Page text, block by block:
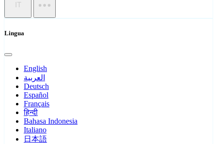
IT
Lingua
English
العربية
Deutsch
Español
Français
हिन्दी
Bahasa Indonesia
Italiano
日本語